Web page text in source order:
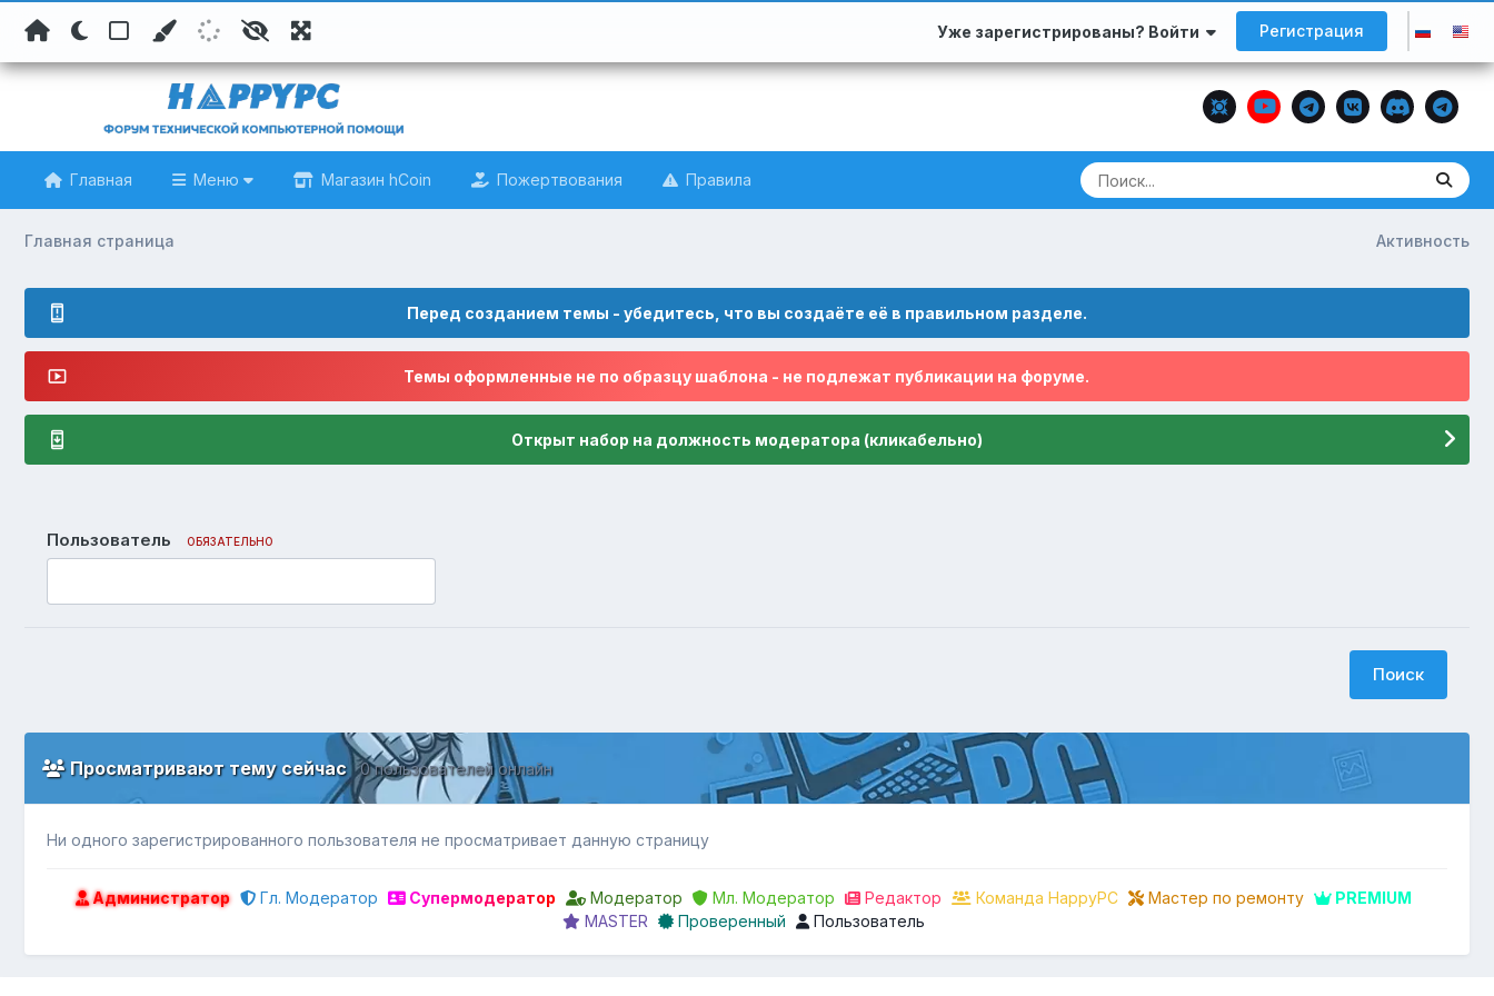
Уже зарегистрированы? Войти Регистрация
Главная Меню Магазин hCoin Пожертвования Правила
Активность
Главная страница
Перед созданием темы - убедитесь, что вы создаёте её в правильном разделе.
Темы оформленные не по образцу шаблона - не подлежат публикации на форуме.
Открыт набор на должность модератора (кликабельно)
Пользователь ОБЯЗАТЕЛЬНО
Поиск
Просматривают тему сейчас0 пользователей онлайн
Ни одного зарегистрированного пользователя не просматривает данную страницу
Администратор Гл. Модератор Супермодератор Модератор Мл. Модератор Редактор Команда HappyPC Мастер по ремонту
PREMIUM
MASTER
Проверенный Пользователь